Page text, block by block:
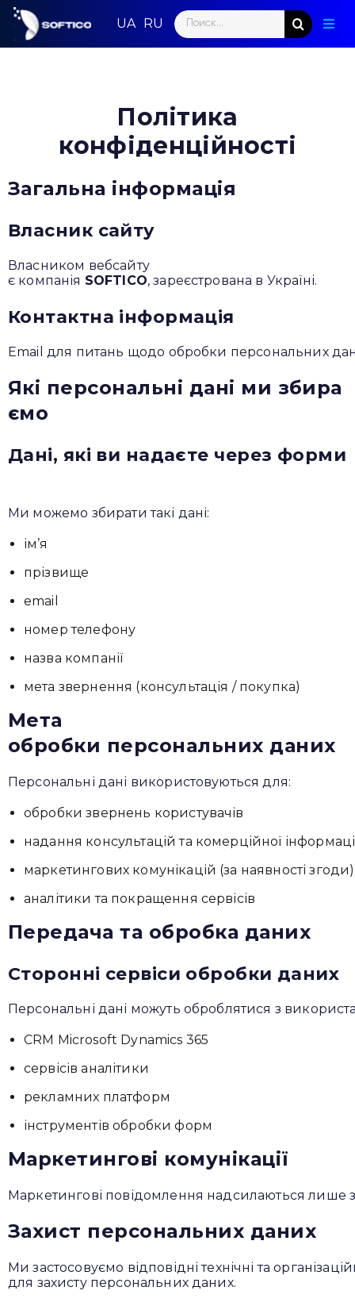
Skip
content
Search
for:
Політика
конфіденційності
Загальна інформація
Власник сайту
Власником вебсайту
є компанія SOFTICO, зареєстрована в Україні.
Контактна інформація
Email для питань щодо обробки персональних
Які персональні дані ми збира
ємо
Дані, які ви надаєте через форми
Ми можемо збирати такі дані:
ім’я
прізвище
email
номер телефону
назва компанії
мета звернення (консультація / покупка)
Мета
обробки персональних даних
Персональні дані використовуються для:
обробки звернень користувачів
надання консультацій та комерційної
маркетингових комунікацій (за наявності згоди)
аналітики та покращення сервісів
Передача та обробка даних
Сторонні сервіси обробки даних
Персональні дані можуть оброблятися з
CRM Microsoft Dynamics 365
сервісів аналітики
рекламних платформ
інструментів обробки форм
Маркетингові комунікації
Маркетингові повідомлення надсилаються лише
Захист персональних даних
Ми застосовуємо відповідні технічні та
для захисту персональних даних.
Привіт 👋, чим тобі допомогти?
Ми зазвичай відповідаємо дуже швидко
Надіслати повідомлення